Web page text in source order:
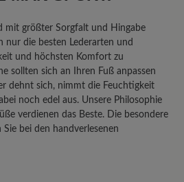
mit größter Sorgfalt und Hingabe
nur die besten Lederarten und
und höchsten Komfort zu
sollten sich an Ihren Fuß anpassen
dehnt sich, nimmt die Feuchtigkeit
noch edel aus. Unsere Philosophie
verdienen das Beste. Die besondere
bei den handverlesenen